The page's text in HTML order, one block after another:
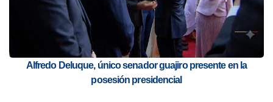
Alfredo Deluque, único senador guajiro presente en la
posesión presidencial